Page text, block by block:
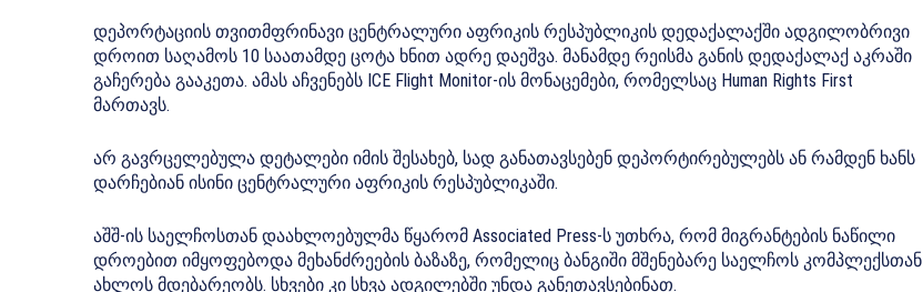
დეპორტაციის თვითმფრინავი ცენტრალური აფრიკის რესპუბლიკის დედაქალაქში ადგილობრივი
დროით საღამოს 10 საათამდე ცოტა ხნით ადრე დაეშვა. მანამდე რეისმა განის დედაქალაქ აკრაში
გაჩერება გააკეთა. ამას აჩვენებს ICE Flight Monitor-ის მონაცემები, რომელსაც Human Rights First
მართავს.
არ გავრცელებულა დეტალები იმის შესახებ, სად განათავსებენ დეპორტირებულებს ან რამდენ ხანს
დარჩებიან ისინი ცენტრალური აფრიკის რესპუბლიკაში.
აშშ-ის საელჩოსთან დაახლოებულმა წყარომ Associated Press-ს უთხრა, რომ მიგრანტების ნაწილი
დროებით იმყოფებოდა მეხანძრეების ბაზაზე, რომელიც ბანგიში მშენებარე საელჩოს კომპლექსთან
ახლოს მდებარეობს. სხვები კი სხვა ადგილებში უნდა განეთავსებინათ.